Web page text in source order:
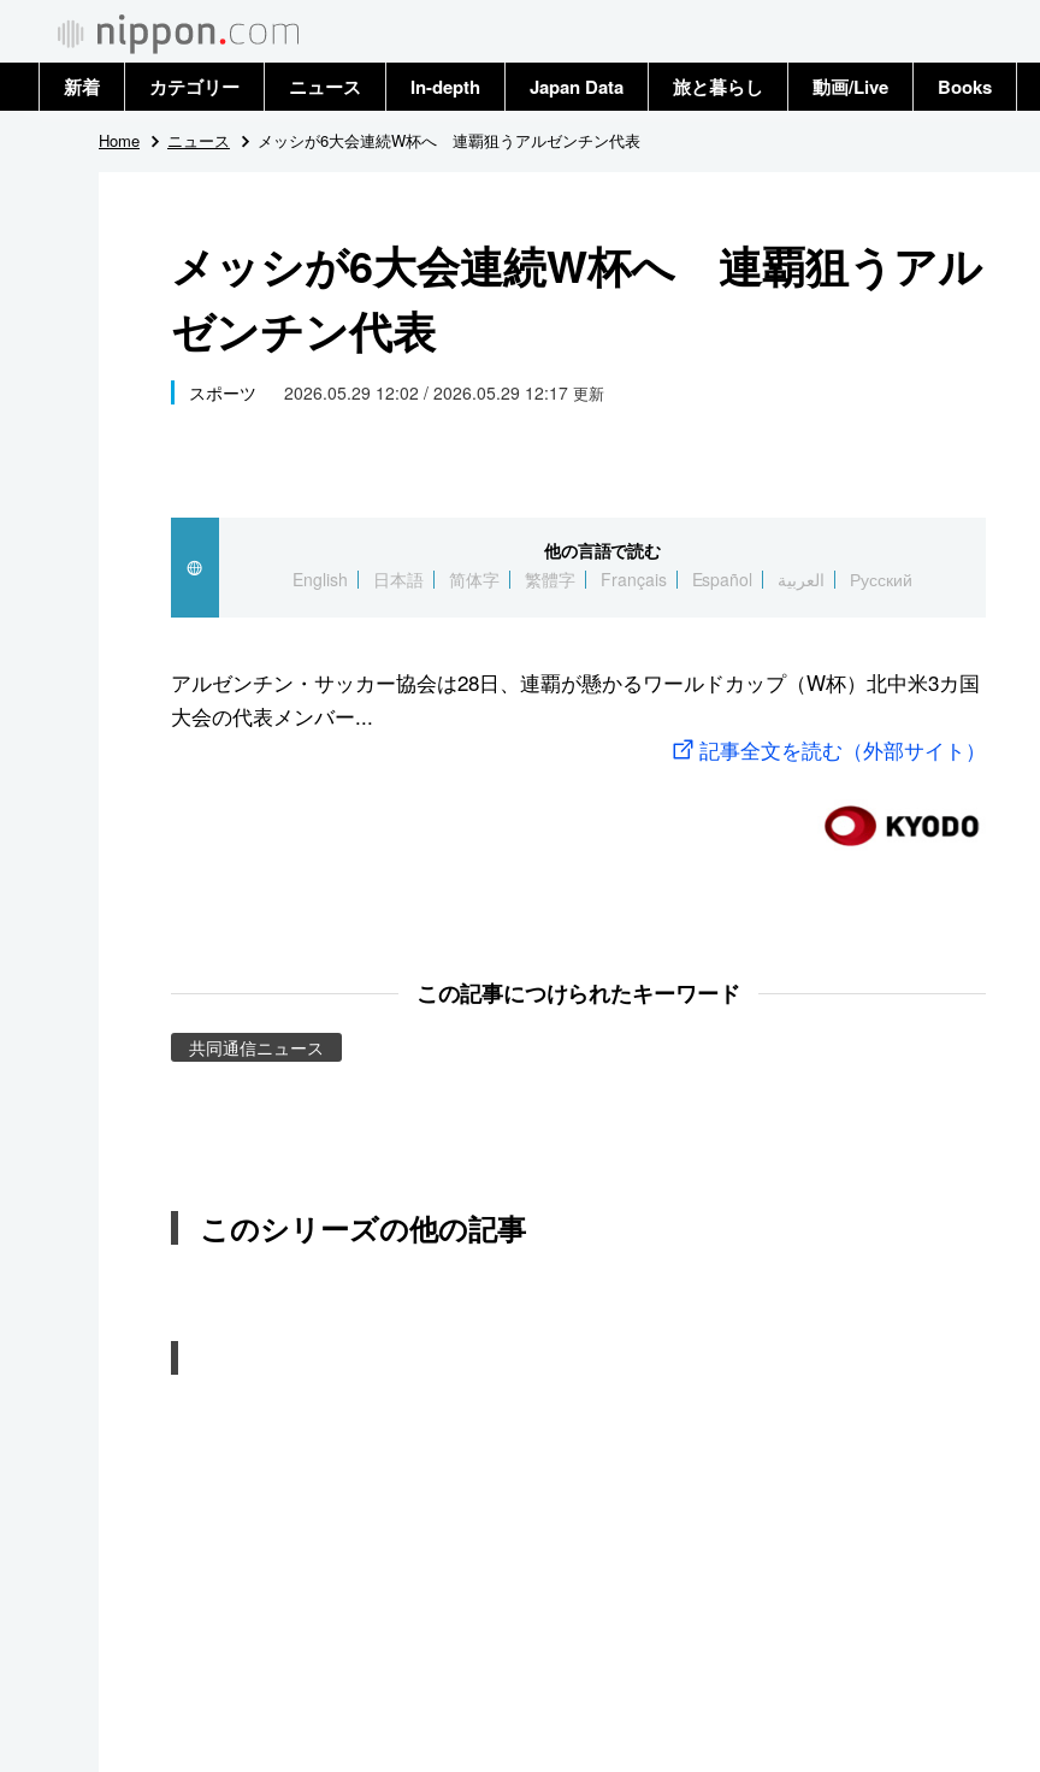
新着 カテゴリー
政治・外交
社会
文化
スポーツ・東京2020
ニュース
トップ
In-depth Japan Data 旅と暮らし 動画/Live Books
Home ニュース メッシが6大会連続W杯へ 連覇狙うアルゼンチン代表
メッシが6大会連続W杯へ 連覇狙うアル
ゼンチン代表
スポーツ 2026.05.29 12:02 / 2026.05.29 12:17 更新
他の言語で読む
English
日本語 简体字 繁體字 Français Español العربية Русский
アルゼンチン・サッカー協会は28日、連覇が懸かるワールドカップ（W杯）北中米3カ国
大会の代表メンバー...
記事全文を読む（外部サイト）
この記事につけられたキーワード
共同通信ニュース
このシリーズの他の記事